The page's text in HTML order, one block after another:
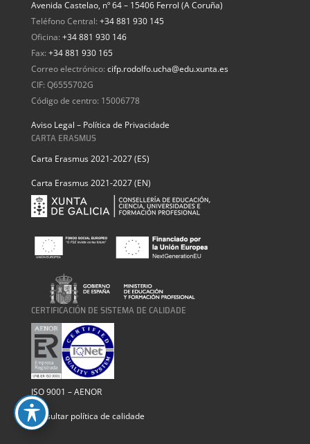
Avenida Castelao, nº 64 – 15406 Ferrol (A Coruña)
Teléfono Central: +34 881 930 145
Oficina: +34 881 930 146
Fax: +34 881 930 165
Correo electrónico: cifp.rodolfo.ucha@edu.xunta.es
CIF: Q6555702G
Código de centro: 15006778
Aviso Legal – Política de Privacidade
CARTA ERASMUS
Carta Erasmus 2021-2027 (ES)
Carta Erasmus 2021-2027 (EN)
CERTIFICACIÓN DE SISTEMA DE CALIDADE
ISO 9001 – AENOR
Consultar política de calidade